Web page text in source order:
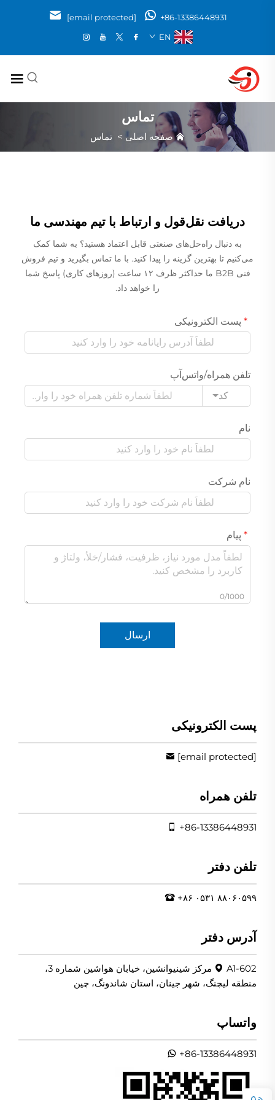
+86-13386448931
[email protected]
EN
تماس
صفحه اصلی > تماس
دریافت نقل‌قول و ارتباط با تیم مهندسی ما
به دنبال راه‌حل‌های صنعتی قابل اعتماد هستید؟ به شما کمک
می‌کنیم تا بهترین گزینه را پیدا کنید. با ما تماس بگیرید و تیم فروش
فنی B2B ما حداکثر ظرف ۱۲ ساعت (روزهای کاری) پاسخ شما
را خواهد داد.
پست الکترونیکی
تلفن همراه/واتس‌آپ
کد
نام
نام شرکت
پیام
0/1000
ارسال
پست الکترونیکی
[email protected]
تلفن همراه
+86-13386448931
تلفن دفتر
+۸۶ ۰۵۳۱ ۸۸۰۶۰۵۹۹
آدرس دفتر
A1-602 مرکز شینیوانشین، خیابان هواشین شماره 3،
منطقه لیچنگ، شهر جینان، استان شاندونگ، چین
واتساپ
+86-13386448931